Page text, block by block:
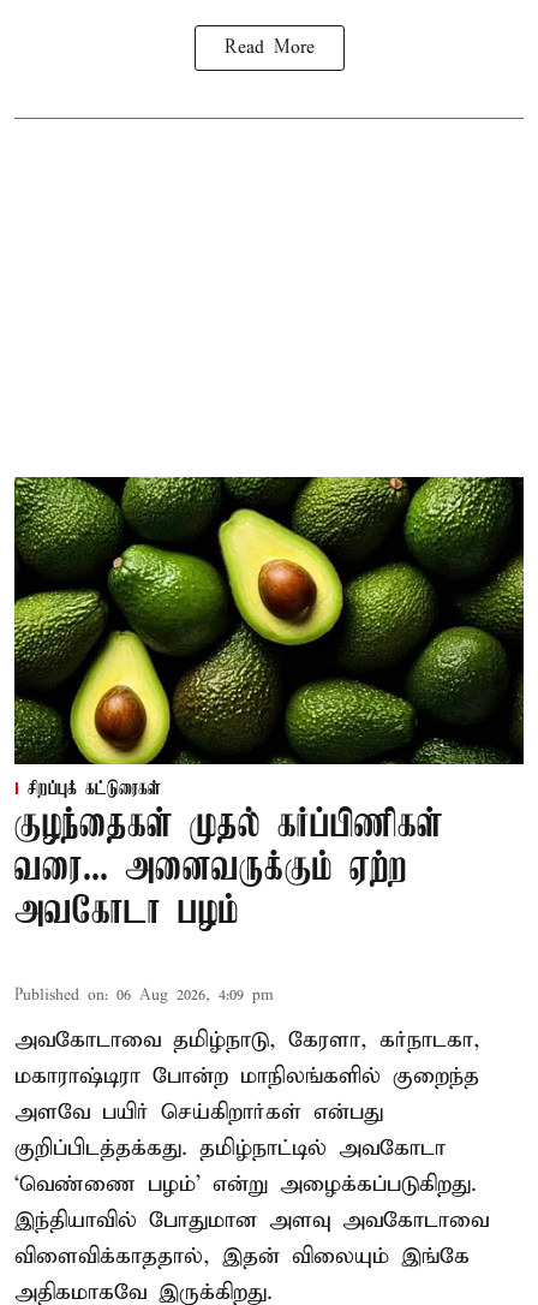
Read More
சிறப்புக் கட்டுரைகள்
குழந்தைகள் முதல் கர்ப்பிணிகள்
வரை... அனைவருக்கும் ஏற்ற
அவகோடா பழம்
Published on: 06 Aug 2026, 4:09 pm
அவகோடாவை தமிழ்நாடு, கேரளா, கர்நாடகா,
மகாராஷ்டிரா போன்ற மாநிலங்களில் குறைந்த
அளவே பயிர் செய்கிறார்கள் என்பது
குறிப்பிடத்தக்கது. தமிழ்நாட்டில் அவகோடா
‘வெண்ணை பழம்’ என்று அழைக்கப்படுகிறது.
இந்தியாவில் போதுமான அளவு அவகோடாவை
விளைவிக்காததால், இதன் விலையும் இங்கே
அதிகமாகவே இருக்கிறது.